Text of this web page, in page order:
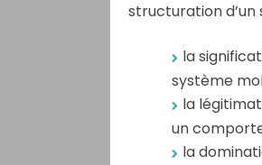
structuration
la
système
la
un
la